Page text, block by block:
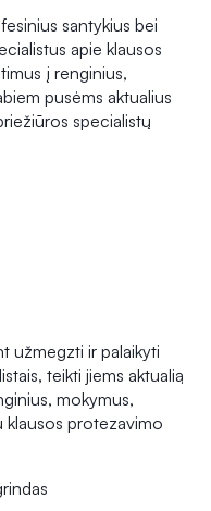
santykius bei
apie klausos
į renginius,
pusėms aktualius
specialistų
užmegzti ir palaikyti
teikti jiems aktualią
mokymus,
klausos protezavimo